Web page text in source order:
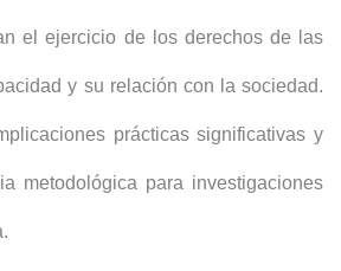
el ejercicio de los derechos de las
y su relación con la sociedad.
prácticas significativas y
metodológica para investigaciones